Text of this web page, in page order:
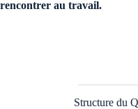
rencontrer au travail.
Structure du